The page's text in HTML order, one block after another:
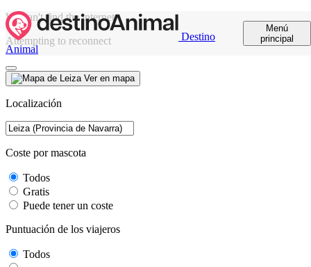
Destino
Animal
Menú
principal
We can't find the internet
Attempting to reconnect
Ver en mapa
Localización
Coste por mascota
Todos
Gratis
Puede tener un coste
Puntuación de los viajeros
Todos